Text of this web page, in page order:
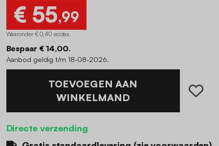
€ 55,99
Waaronder € 0,40 ecotax.
Bespaar € 14,00.
Aanbod geldig t/m 18-08-2026.
TOEVOEGEN AAN
WINKELMAND
Directe verzending